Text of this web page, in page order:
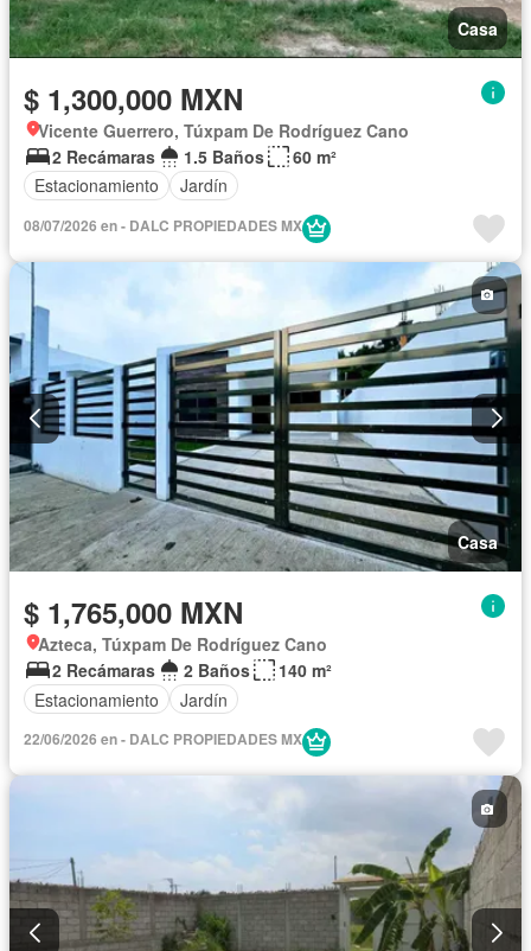
Casa
$ 1,300,000 MXN
Vicente Guerrero, Túxpam De Rodríguez Cano
2 Recámaras
1.5 Baños
60 m²
Estacionamiento
Jardín
08/07/2026 en - DALC PROPIEDADES MX
Casa
$ 1,765,000 MXN
Azteca, Túxpam De Rodríguez Cano
2 Recámaras
2 Baños
140 m²
Estacionamiento
Jardín
22/06/2026 en - DALC PROPIEDADES MX